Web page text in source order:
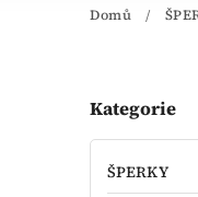
novinky
Domů /
Kategorie
ŠPERKY